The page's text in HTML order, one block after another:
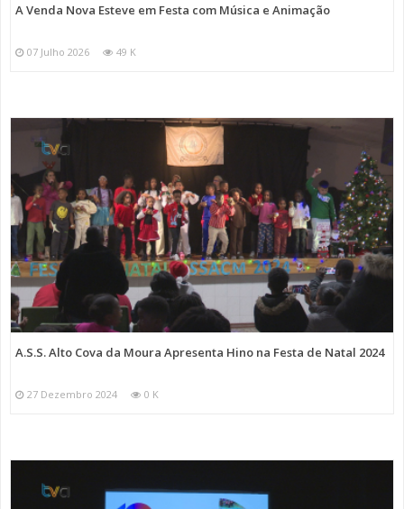
A Venda Nova Esteve em Festa com Música e Animação
07 Julho 2026 49 K
A.S.S. Alto Cova da Moura Apresenta Hino na Festa de Natal 2024
27 Dezembro 2024 0 K